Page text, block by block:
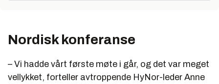
Nordisk konferanse
– Vi hadde vårt første møte i går, og det var meget
vellykket, forteller avtroppende HyNor-leder Anne